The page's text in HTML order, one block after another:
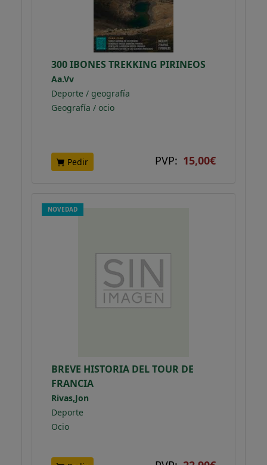
300 IBONES TREKKING PIRINEOS
Aa.Vv
Deporte / geografía
Geografía / ocio
Pedir PVP: 15,00€
NOVEDAD
BREVE HISTORIA DEL TOUR DE
FRANCIA
Rivas,Jon
Deporte
Ocio